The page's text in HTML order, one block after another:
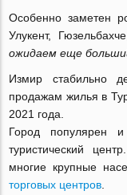
Особенно заметен
Улукент,
ожидаем еще
Измир стабильно
продажам жилья в
2021 года.
Город популярен
туристический
многие крупные
торговых центров